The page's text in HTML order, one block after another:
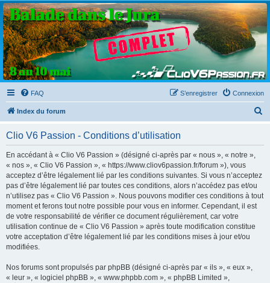
Clio V6 Passion
Le site français des passionnés de Clio V6
FAQ Connexion
S’enregistrer
Index du forum
c
Clio V6 Passion - Conditions d’utilisation
En accédant à « Clio V6 Passion » (désigné ci-après par « nous », « notre »,
« nos », « Clio V6 Passion », « https://www.cliov6passion.fr/forum »), vous
acceptez d’être légalement lié par les conditions suivantes. Si vous n’acceptez
pas d’être légalement lié par toutes ces conditions, alors n’accédez pas et/ou
n’utilisez pas « Clio V6 Passion ». Nous pouvons modifier ces conditions à tout
moment et ferons tout notre possible pour vous en informer. Cependant, il est
de votre responsabilité de vérifier ce document régulièrement, car votre
utilisation continue de « Clio V6 Passion » après toute modification constitue
votre acceptation d’être légalement lié par les conditions mises à jour et/ou
modifiées.
Nos forums sont propulsés par phpBB (désigné ci-après par « ils », « eux »,
« leur », « logiciel phpBB », « www.phpbb.com », « phpBB Limited »,